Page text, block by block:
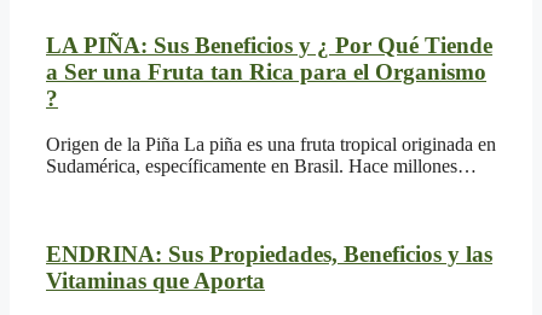
LA PIÑA: Sus Beneficios y ¿ Por Qué Tiende
a Ser una Fruta tan Rica para el Organismo
?
Origen de la Piña La piña es una fruta tropical originada en
Sudamérica, específicamente en Brasil. Hace millones…
ENDRINA: Sus Propiedades, Beneficios y las
Vitaminas que Aporta